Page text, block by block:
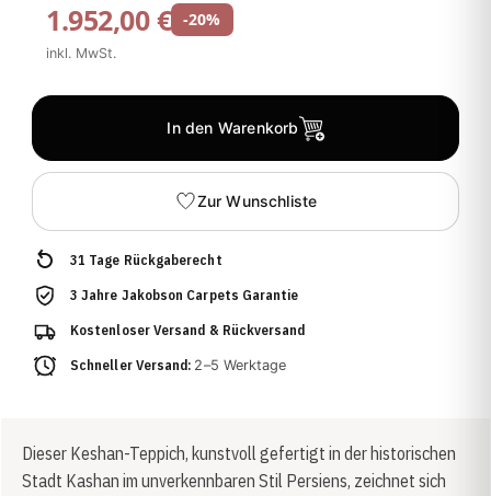
1.952,00 € -20%
inkl. MwSt.
In den Warenkorb
Zur Wunschliste
31 Tage Rückgaberecht
3 Jahre Jakobson Carpets Garantie
Kostenloser Versand & Rückversand
Schneller Versand: 2–5 Werktage
Dieser Keshan-Teppich, kunstvoll gefertigt in der historischen
Stadt Kashan im unverkennbaren Stil Persiens, zeichnet sich